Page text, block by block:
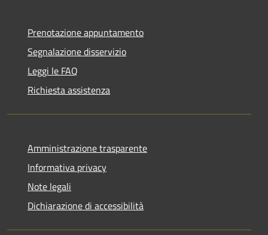
Prenotazione appuntamento
Segnalazione disservizio
Leggi le FAQ
Richiesta assistenza
Amministrazione trasparente
Informativa privacy
Note legali
Dichiarazione di accessibilità